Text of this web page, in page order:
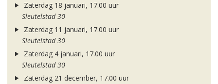
Zaterdag 18 januari, 17.00 uur
Sleutelstad 30
Zaterdag 11 januari, 17.00 uur
Sleutelstad 30
Zaterdag 4 januari, 17.00 uur
Sleutelstad 30
Zaterdag 21 december, 17.00 uur